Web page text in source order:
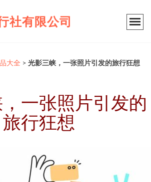
社有限公司
大全 > 光影三峡，一张照片引发的旅行狂想
一张照片引发的
旅行狂想